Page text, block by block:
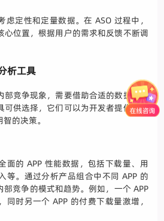
定性和定量数据。在 ASO 过程中，
心位置，根据用户的需求和反馈不断调
析工具
部竞争现象，需要借助合适的数据分析
可供选择，它们可以为开发者提供有价
的决策。
面的 APP 性能数据，包括下载量、用
等。通过分析产品组合中不同 APP 的
竞争的模式和趋势。例如，一个 APP
同时另一个 APP 的付费下载量激增，